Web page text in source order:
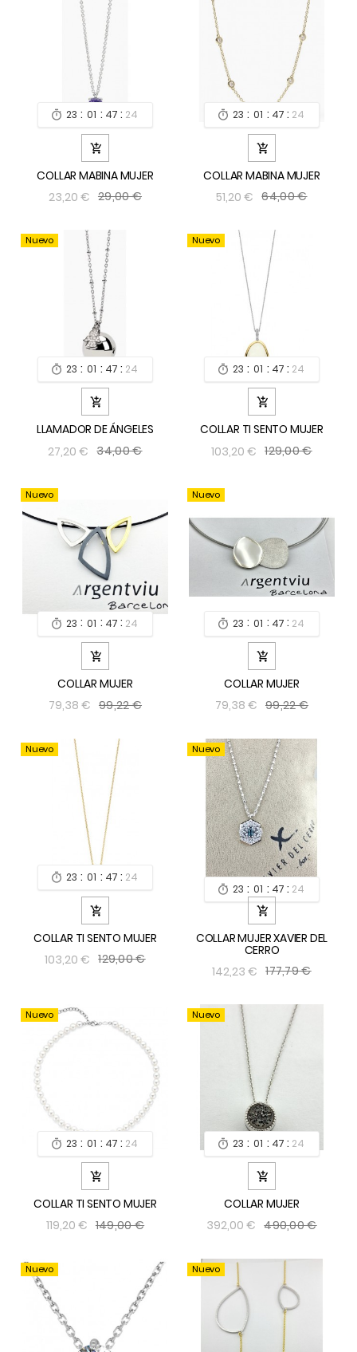
 23 : 01 : 47 : 24

COLLAR MABINA MUJER
23,20 € 29,00 €
 23 : 01 : 47 : 24

COLLAR MABINA MUJER
51,20 € 64,00 €
Nuevo
 23 : 01 : 47 : 24

LLAMADOR DE ÁNGELES
27,20 € 34,00 €
Nuevo
 23 : 01 : 47 : 24

COLLAR TI SENTO MUJER
103,20 € 129,00 €
Nuevo
 23 : 01 : 47 : 24

COLLAR MUJER
79,38 € 99,22 €
Nuevo
 23 : 01 : 47 : 24

COLLAR MUJER
79,38 € 99,22 €
Nuevo
 23 : 01 : 47 : 24

COLLAR TI SENTO MUJER
103,20 € 129,00 €
Nuevo
 23 : 01 : 47 : 24

COLLAR MUJER XAVIER DEL
CERRO
142,23 € 177,79 €
Nuevo
 23 : 01 : 47 : 24

COLLAR TI SENTO MUJER
119,20 € 149,00 €
Nuevo
 23 : 01 : 47 : 24

COLLAR MUJER
392,00 € 490,00 €
Nuevo Nuevo